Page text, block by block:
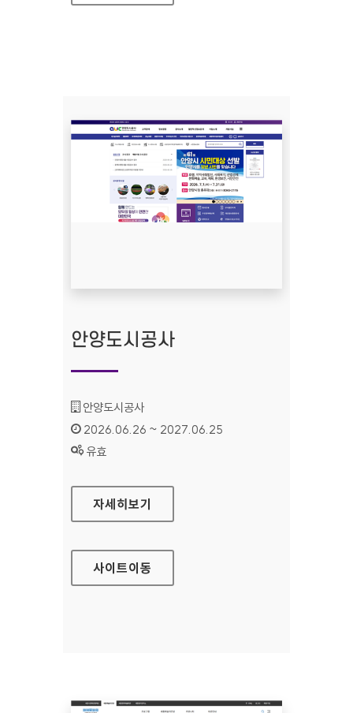
안양도시공사
기관명 :
안양도시공사
인증기간 :
2026.06.26 ~ 2027.06.25
상태 :
유효
안양도시공사
자세히보기
사이트이동